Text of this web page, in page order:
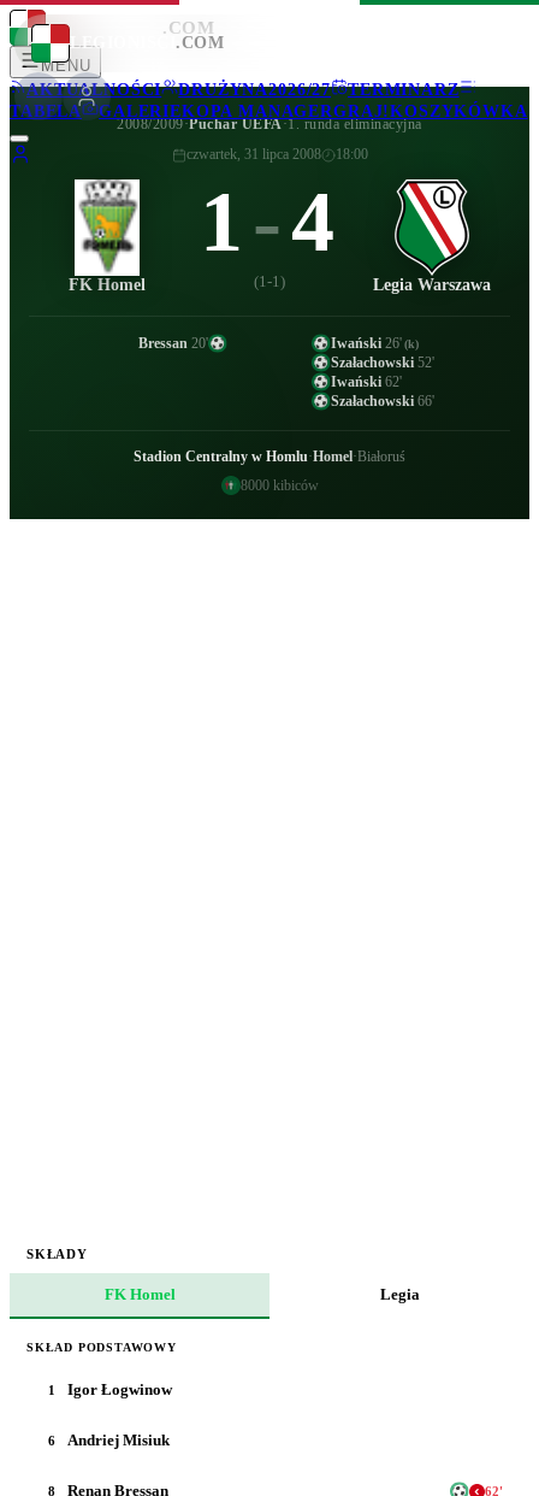
LEGIONISCI .COM
MENU
AKTUALNOŚCI
DRUŻYNA2026/27
TERMINARZ
TABELA
GALERIEKOPA MANAGERGRAJ!KOSZYKÓWKA
LEGIONISCI .COM
2008/2009·Puchar UEFA·1. runda eliminacyjna
czwartek, 31 lipca 2008
18:00
FK Homel
1-4
(1-1) Legia Warszawa
Bressan 20' Iwański 26' (k)
Szałachowski 52'
Iwański 62'
Szałachowski 66'
Stadion Centralny w Homlu·Homel·Białoruś
8000kibiców
SKŁADY
FK Homel Legia
SKŁAD PODSTAWOWY
1 Igor Łogwinow
6 Andriej Misiuk
8 Renan Bressan 62'